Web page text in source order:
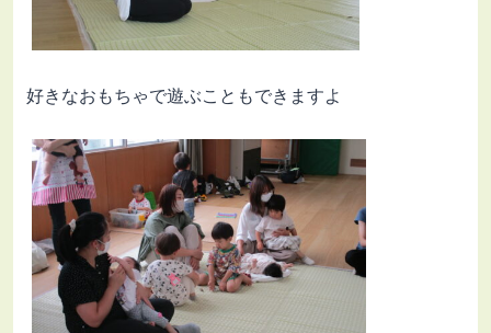
好きなおもちゃで遊ぶこともできますよ